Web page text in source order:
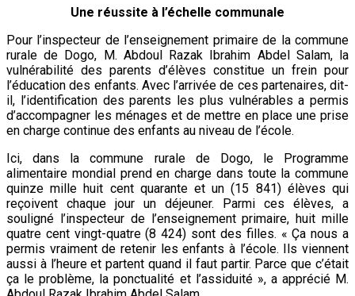
Une réussite à l’échelle communale
Pour l’inspecteur de l’enseignement primaire de la commune
rurale de Dogo, M. Abdoul Razak Ibrahim Abdel Salam, la
vulnérabilité des parents d’élèves constitue un frein pour
l’éducation des enfants. Avec l’arrivée de ces partenaires, dit-
il, l’identification des parents les plus vulnérables a permis
d’accompagner les ménages et de mettre en place une prise
en charge continue des enfants au niveau de l’école.
Ici, dans la commune rurale de Dogo, le Programme
alimentaire mondial prend en charge dans toute la commune
quinze mille huit cent quarante et un (15 841) élèves qui
reçoivent chaque jour un déjeuner. Parmi ces élèves, a
souligné l’inspecteur de l’enseignement primaire, huit mille
quatre cent vingt-quatre (8 424) sont des filles. « Ça nous a
permis vraiment de retenir les enfants à l’école. Ils viennent
aussi à l’heure et partent quand il faut partir. Parce que c’était
ça le problème, la ponctualité et l’assiduité », a apprécié M.